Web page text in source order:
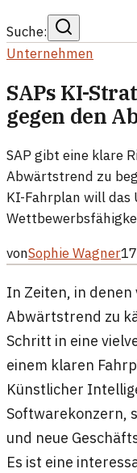
Suche:
Unternehmen
SAPs KI-
gegen den
SAP gibt eine klare
Abwärtstrend zu
KI-Fahrplan will das
vonSophie Wagner
In Zeiten, in
Abwärtstrend zu
Schritt in eine
einem klaren
Künstlicher
Softwarekonzern,
und neue
Es ist eine